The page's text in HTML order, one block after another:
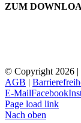
ZUM
© Copyright 2026
AGB |
E-MailFacebook
Page load link
Nach oben